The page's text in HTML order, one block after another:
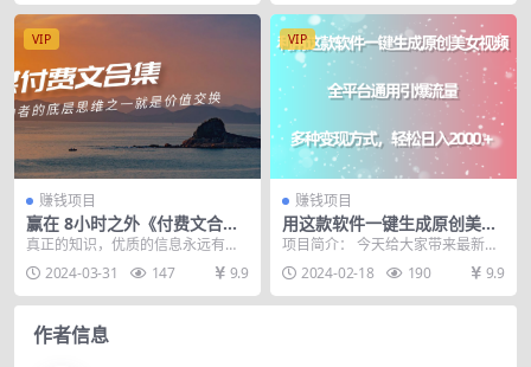
VIP
赚钱项目
赢在 8小时之外《付费文合
集》成功者的底层思维之一 就
真正的知识，优质的信息永远有门
槛。指望在互联网免费获取一切信
息，无异于步行去罗马...
2024-03-31 147 9.9
VIP
赚钱项目
用这款软件一键生成原创美女
视频 全平台通用引爆流量 多
项目简介： 今天给大家带来最新项
目“利用这款软件一键生成原创美女
视频，全平台通用...
2024-02-18 190 9.9
作者信息